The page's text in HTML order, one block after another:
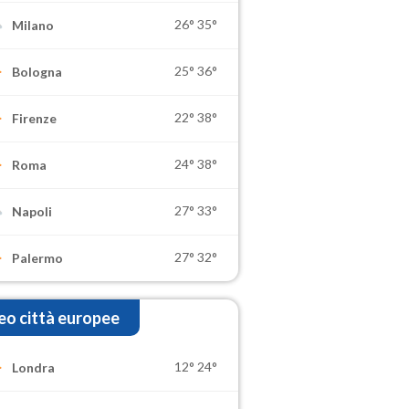
Milano 26° 35°
Bologna 25° 36°
Firenze 22° 38°
Roma 24° 38°
Napoli 27° 33°
Palermo 27° 32°
città europee
Londra 12° 24°